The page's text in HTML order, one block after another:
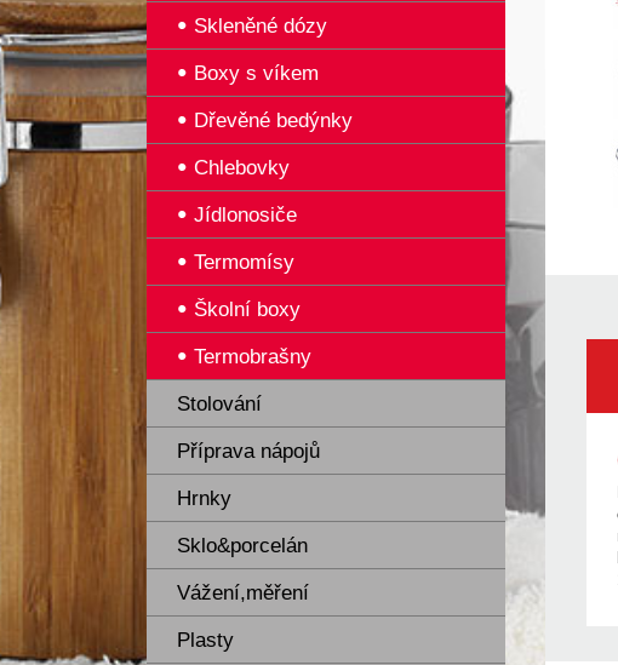
Skleněné dózy
Boxy s víkem
Dřevěné bedýnky
Chlebovky
Jídlonosiče
Termomísy
Školní boxy
Termobrašny
Stolování
Příprava nápojů
Hrnky
Sklo&porcelán
Vážení,měření
Plasty